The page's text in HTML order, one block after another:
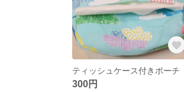
ティッシュケース付きポーチ
300円